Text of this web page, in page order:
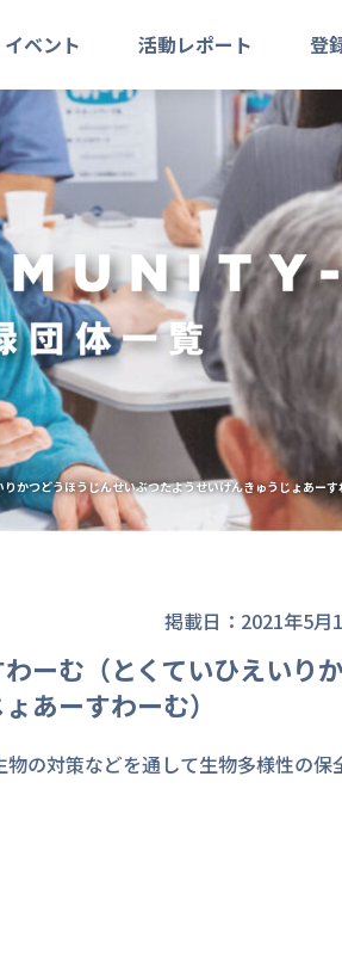
イベント 活動レポート 登
かつどうほうじんせいぶつたようせいけんきゅうじょあーす
掲載日：2021年5月
ーむ（とくていひえいり
あーすわーむ）
の対策などを通して生物多様性の保